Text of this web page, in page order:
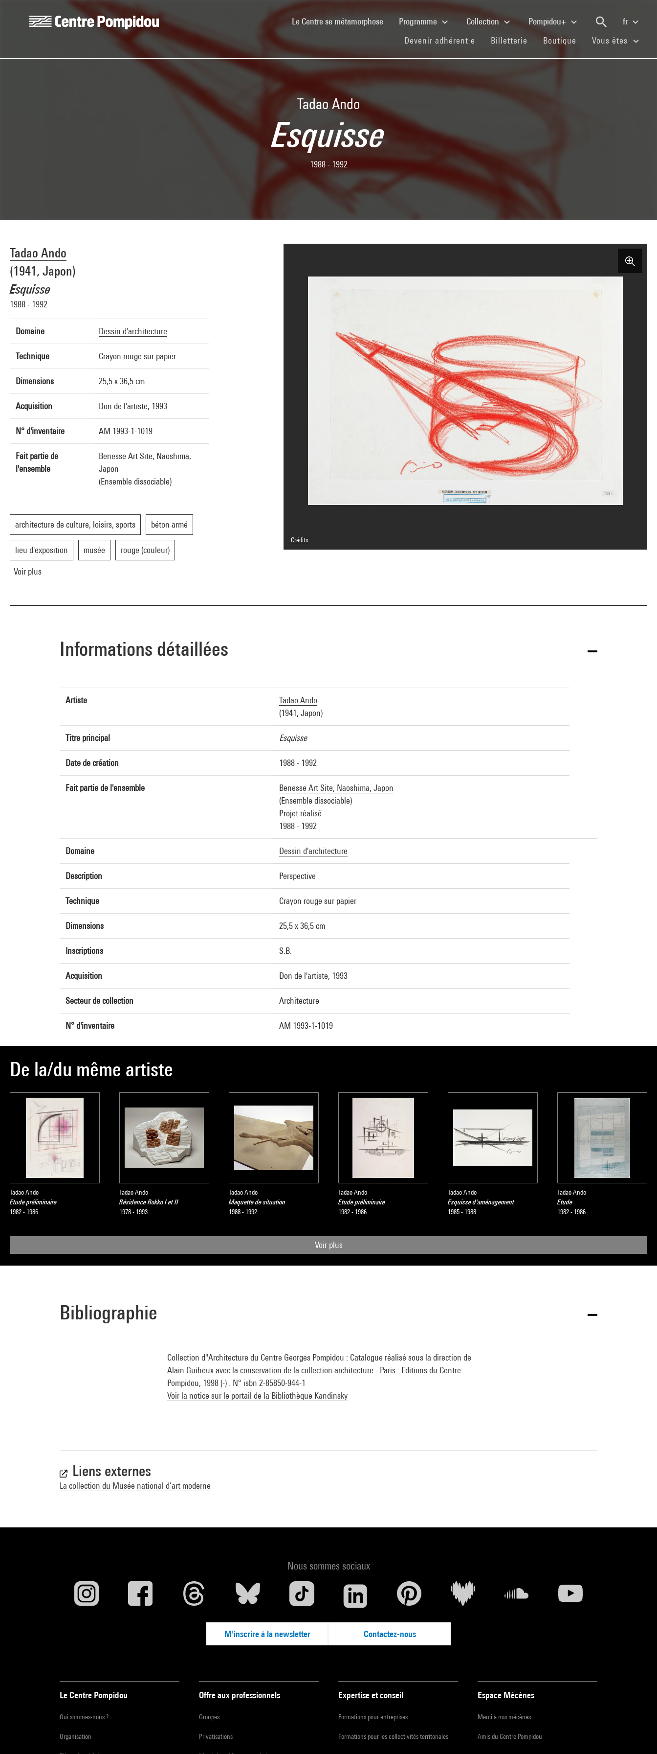
Aller au contenu principal
Le Centre se métamorphose(current)Programme Collection Pompidou+
fr
Devenir adhérent·e (current)
Billetterie (current)
Boutique (current)
Vous êtes
Tadao Ando
Esquisse
1988 - 1992
Tadao Ando
(1941, Japon)
Esquisse
1988 - 1992
Domaine Dessin d'architecture
Technique Crayon rouge sur papier
Dimensions 25,5 x 36,5 cm
Acquisition Don de l'artiste, 1993
N° d'inventaire AM 1993-1-1019
Fait partie de
l'ensemble
Benesse Art Site, Naoshima,
Japon
(Ensemble dissociable)
architecture de culture, loisirs, sports béton armé
lieu d'exposition musée rouge (couleur)
Voir plus
Crédits
© Tadao Ando
Informations détaillées
Artiste
Tadao Ando
(1941, Japon)
Titre principal Esquisse
Date de création 1988 - 1992
Fait partie de l'ensemble
Benesse Art Site, Naoshima, Japon
(Ensemble dissociable)
Projet réalisé
1988 - 1992
Domaine Dessin d'architecture
Description Perspective
Technique Crayon rouge sur papier
Dimensions 25,5 x 36,5 cm
Inscriptions S.B.
Acquisition Don de l'artiste, 1993
Secteur de collection Architecture
N° d'inventaire AM 1993-1-1019
De la/du même artiste
Tadao Ando
Etude préliminaire
1982 - 1986
Tadao Ando
Résidence Rokko I et II
1978 - 1993
Tadao Ando
Maquette de situation
1988 - 1992
Tadao Ando
Etude préliminaire
1982 - 1986
Tadao Ando
Esquisse d'aménagement
1985 - 1988
Tadao Ando
Etude
1982 - 1986
Voir plus
Bibliographie
Collection d''Architecture du Centre Georges Pompidou : Catalogue réalisé sous la direction de
Alain Guiheux avec la conservation de la collection architecture.- Paris : Editions du Centre
Pompidou, 1998 (-) . N° isbn 2-85850-944-1
Voir la notice sur le portail de la Bibliothèque Kandinsky
Liens externes
La collection du Musée national d’art moderne
Nous sommes sociaux
M'inscrire à la newsletter Contactez-nous
Le Centre Pompidou
Qui sommes-nous ?
Organisation
Offre aux professionnels
Groupes
Privatisations
Expertise et conseil
Formations pour entreprises
Formations pour les collectivités territoriales
Espace Mécènes
Merci à nos mécènes
Amis du Centre Pompidou